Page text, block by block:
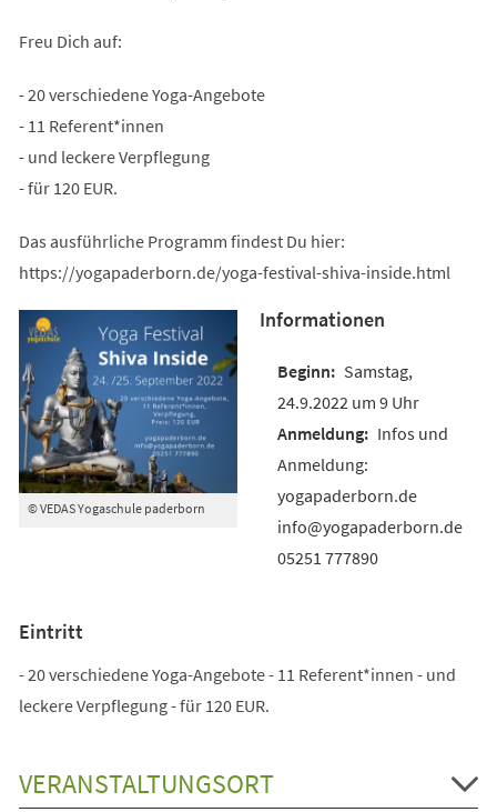
Freu Dich auf:
- 20 verschiedene Yoga-Angebote
- 11 Referent*innen
- und leckere Verpflegung
- für 120 EUR.
Das ausführliche Programm findest Du hier:
https://yogapaderborn.de/yoga-festival-shiva-inside.html
© VEDAS Yogaschule paderborn
Informationen
Samstag,
24.9.2022 um 9 Uhr
Infos und
Anmeldung:
yogapaderborn.de
info@yogapaderborn.de
05251 777890
Eintritt
- 20 verschiedene Yoga-Angebote - 11 Referent*innen - und
leckere Verpflegung - für 120 EUR.
VERANSTALTUNGSORT